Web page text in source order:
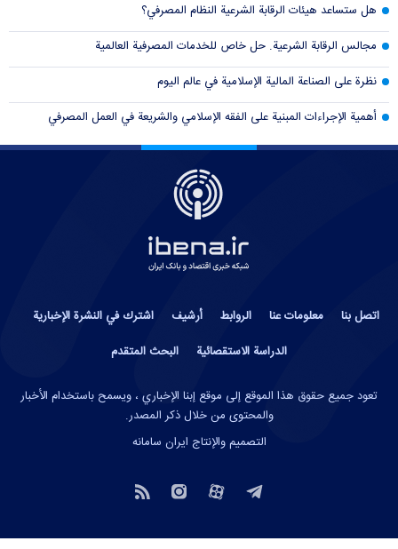
هل ستساعد هيئات الرقابة الشرعية النظام المصرفي؟
مجالس الرقابة الشرعية. حل خاص للخدمات المصرفية العالمية
نظرة على الصناعة المالية الإسلامية في عالم اليوم
أهمية الإجراءات المبنية على الفقه الإسلامي والشريعة في العمل المصرفي
اتصل بنا معلومات عنا الروابط أرشيف
اشترك في النشرة الإخبارية
الدراسة الاستقصائية
البحث المتقدم
تعود جميع حقوق هذا الموقع إلى موقع إبنا الإخباري ، ويسمح باستخدام الأخبار
والمحتوى من خلال ذكر المصدر.
التصميم والإنتاج ایران سامانه